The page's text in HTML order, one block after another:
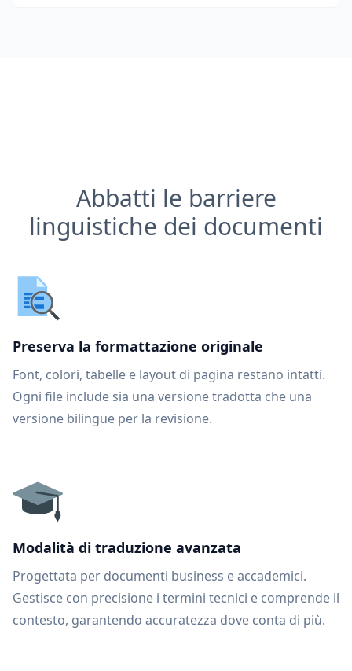
Abbatti le barriere
linguistiche dei documenti
Preserva la formattazione originale
Font, colori, tabelle e layout di pagina restano intatti.
Ogni file include sia una versione tradotta che una
versione bilingue per la revisione.
Modalità di traduzione avanzata
Progettata per documenti business e accademici.
Gestisce con precisione i termini tecnici e comprende il
contesto, garantendo accuratezza dove conta di più.